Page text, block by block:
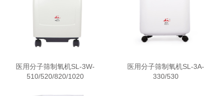
医用分子筛制氧机SL-3W-
510/520/820/1020
医用分子筛制氧机SL-3A-
330/530